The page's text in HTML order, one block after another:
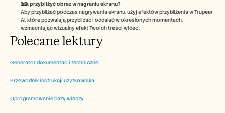
Jak przybliżyć obraz w nagraniu ekranu?
Aby przybliżać podczas nagrywania ekranu, użyj efektów przybliżenia w Trupeer
AI, które pozwalają przybliżać i oddalać w określonych momentach,
wzmacniając wizualny efekt Twoich treści wideo.
Polecane lektury
Generator dokumentacji technicznej
Przewodnik instrukcji użytkownika
Oprogramowanie bazy wiedzy